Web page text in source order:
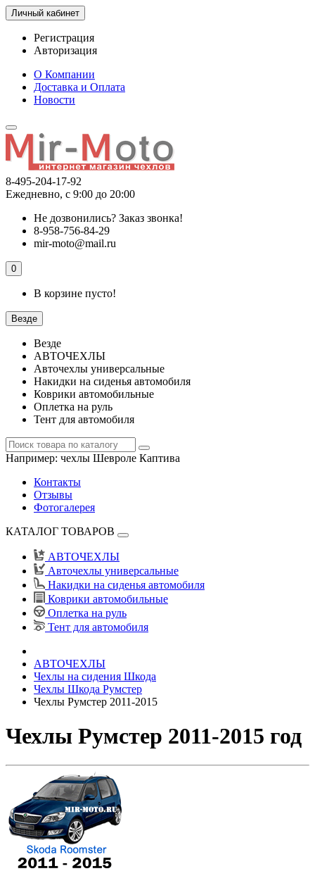
Личный кабинет
Регистрация
Авторизация
О Компании
Доставка и Оплата
Новости
8-495-204-17-92
Ежедневно, с 9:00 до 20:00
Не дозвонились? Заказ звонка!
8-958-756-84-29
mir-moto@mail.ru
0
В корзине пусто!
Везде
Везде
АВТОЧЕХЛЫ
Авточехлы универсальные
Накидки на сиденья автомобиля
Коврики автомобильные
Оплетка на руль
Тент для автомобиля
Например: чехлы Шевроле Каптива
Контакты
Отзывы
Фотогалерея
КАТАЛОГ ТОВАРОВ
АВТОЧЕХЛЫ
Авточехлы универсальные
Накидки на сиденья автомобиля
Коврики автомобильные
Оплетка на руль
Тент для автомобиля
АВТОЧЕХЛЫ
Чехлы на сидения Шкода
Чехлы Шкода Румстер
Чехлы Румстер 2011-2015
Чехлы Румстер 2011-2015 год